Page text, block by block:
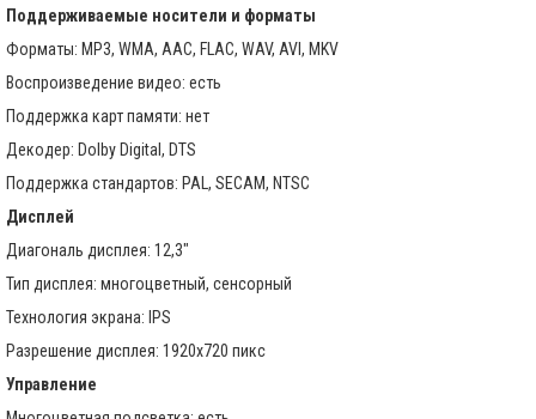
Поддерживаемые носители и форматы
Форматы: MP3, WMA, AAC, FLAC, WAV, AVI, MKV
Воспроизведение видео: есть
Поддержка карт памяти: нет
Декодер: Dolby Digital, DTS
Поддержка стандартов: PAL, SECAM, NTSC
Дисплей
Диагональ дисплея: 12,3"
Тип дисплея: многоцветный, сенсорный
Технология экрана: IPS
Разрешение дисплея: 1920х720 пикс
Управление